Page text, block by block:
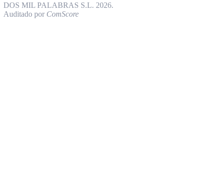
DOS MIL PALABRAS S.L. 2026.
Auditado por ComScore